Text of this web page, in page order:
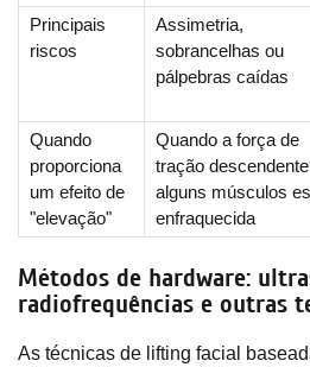
Principais
riscos
Assimetria,
sobrancelhas ou
pálpebras caídas
Quando
proporciona
um efeito de
"elevação"
Quando a força de
tração
alguns músculos
enfraquecida
Métodos de hardware:
radiofrequências e outras
As técnicas de lifting facial